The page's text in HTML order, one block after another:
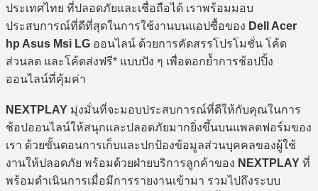
ประเทศไทย ที่ปลอดภัยและเชื่อถือได้ เราพร้อมมอบ
ประสบการณ์ที่ดีที่สุดในการใช้งานบนแอปซื้อของ Dell Acer
hp Asus Msi LG ออนไลน์ ด้วยการคัดสรรโปรโมชั่น โค้ด
ส่วนลด และโค้ดส่งฟรี* แบบปัง ๆ เพื่อตอกย้ำการช้อปปิ้ง
ออนไลน์ที่คุ้มค่า
NEXTPLAY มุ่งมั่นที่จะมอบประสบการณ์ที่ดีให้กับคุณในการ
ช้อปออนไลน์ให้สนุกและปลอดภัยมากยิ่งขึ้นบนแพลตฟอร์มของ
เรา ด้วยขั้นตอนการเก็บและปกป้องข้อมูลส่วนบุคคลของผู้ใช้
งานให้ปลอดภัย พร้อมด้วยฝ่ายบริการลูกค้าของ NEXTPLAY ที่
พร้อมดำเนินการเมื่อมีการรายงานเข้ามา รวมไปถึงระบบ